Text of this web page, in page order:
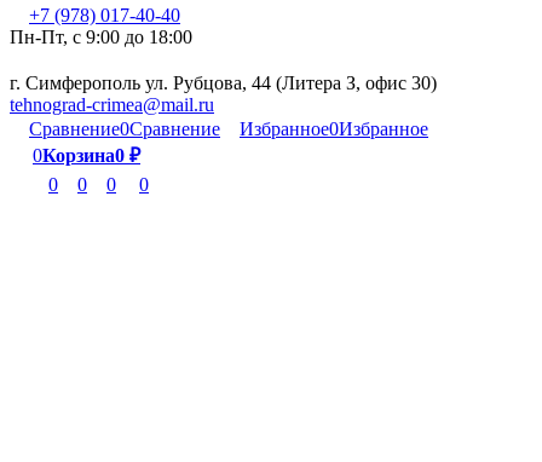
+7 (978) 017-40-40
Пн-Пт, c 9:00 до 18:00
г. Симферополь ул. Рубцова, 44 (Литера З, офис 30)
tehnograd-crimea@mail.ru
Сравнение0Сравнение Избранное0Избранное
0Корзина0 ₽
0
0 0 0